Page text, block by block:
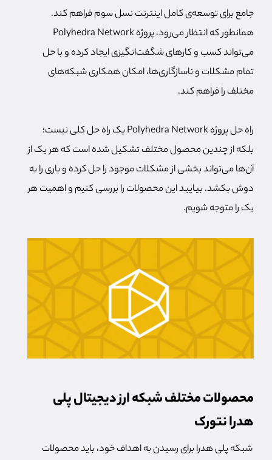
جامع برای توسعه‌ی کامل اینترنت نسل سوم فراهم کند.
همانطور که انتظار می‌رود، پروژه Polyhedra Network
می‌تواند کسب و کارهای شگفت‌انگیزی ایجاد کرده و با حل
تمام مشکلات و ناسازگاری‌ها، امکان همکاری شبکه‌های
مختلف را فراهم کند.
راه حل پروژه Polyhedra Network یک راه حل کلی نیست؛
بلکه از چندین محصول مختلف تشکیل شده است که هر یک از
آن‌ها می‌تواند بخشی از مشکلات موجود را حل کرده و باری را به
دوش بکشد. بیایید این محصولات را بررسی کنیم و اهمیت هر
یک را متوجه شویم.
محصولات مختلف شبکه ارز دیجیتال پلی
هدرا نتورک
شبکه پلی هدرا برای رسیدن به اهداف خود، باید محصولات